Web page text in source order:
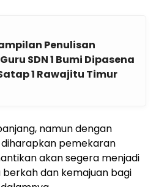
Penulisan
SDN 1 Bumi Dipasena
1 Rawajitu Timur
namun dengan
pemekaran
akan segera menjadi
dan kemajuan bagi